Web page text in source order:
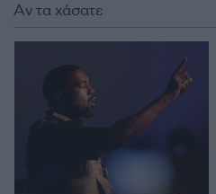
Αν τα χάσατε